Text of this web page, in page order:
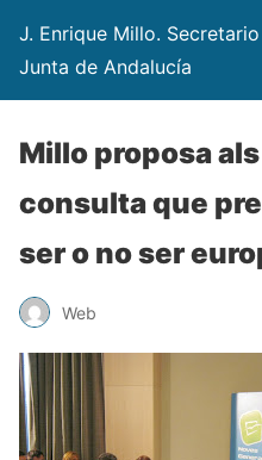
J. Enrique Millo.
Junta de Andalucía
Millo proposa
consulta que
ser o no ser
Web